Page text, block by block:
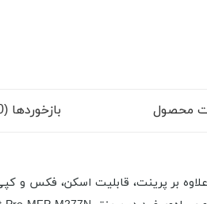
محصول بازخوردها (0)